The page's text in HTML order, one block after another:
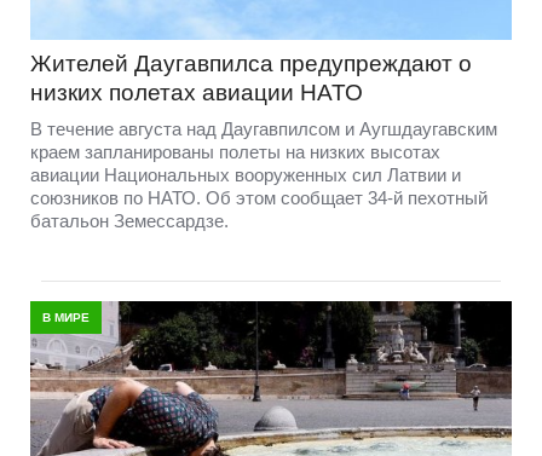
Жителей Даугавпилса предупреждают о
низких полетах авиации НАТО
В течение августа над Даугавпилсом и Аугшдаугавским
краем запланированы полеты на низких высотах
авиации Национальных вооруженных сил Латвии и
союзников по НАТО. Об этом сообщает 34-й пехотный
батальон Земессардзе.
В МИРЕ